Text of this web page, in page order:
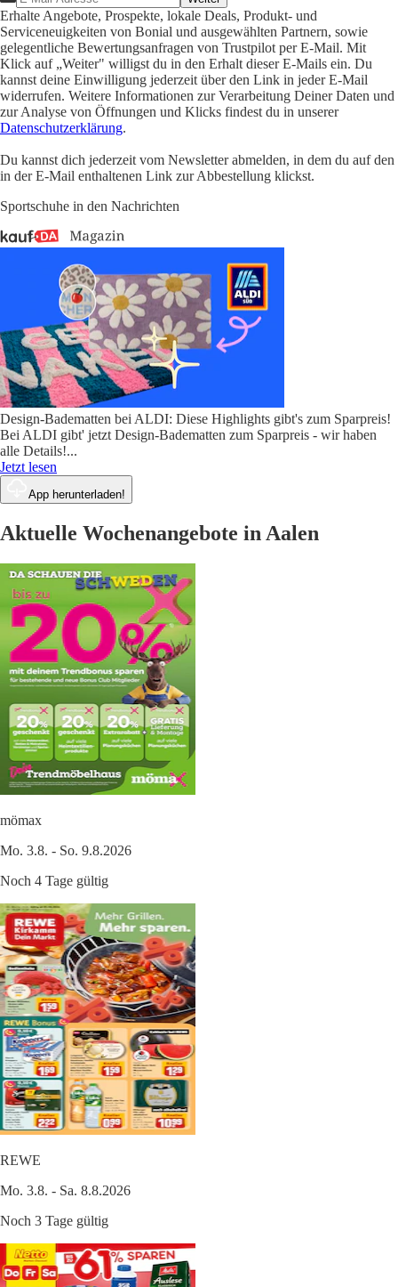
Erhalte Angebote, Prospekte, lokale Deals, Produkt- und
Serviceneuigkeiten von Bonial und ausgewählten Partnern, sowie
gelegentliche Bewertungsanfragen von Trustpilot per E-Mail. Mit
Klick auf „Weiter" willigst du in den Erhalt dieser E-Mails ein. Du
kannst deine Einwilligung jederzeit über den Link in jeder E-Mail
widerrufen. Weitere Informationen zur Verarbeitung Deiner Daten und
zur Analyse von Öffnungen und Klicks findest du in unserer
Datenschutzerklärung.
Du kannst dich jederzeit vom Newsletter abmelden, in dem du auf den
in der E-Mail enthaltenen Link zur Abbestellung klickst.
Sportschuhe in den Nachrichten
Design-Badematten bei ALDI: Diese Highlights gibt's zum Sparpreis!
Bei ALDI gibt' jetzt Design-Badematten zum Sparpreis - wir haben
alle Details!...
Jetzt lesen
App herunterladen!
Aktuelle Wochenangebote in Aalen
mömax
Mo. 3.8. - So. 9.8.2026
Noch 4 Tage gültig
REWE
Mo. 3.8. - Sa. 8.8.2026
Noch 3 Tage gültig